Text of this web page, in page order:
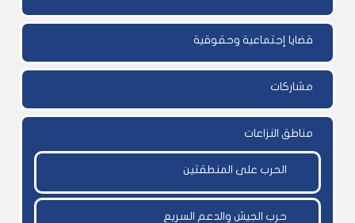
قضايا إجتماعية وحقوقية
مشاركات
مناطق النزاعات
الحرب على المنطقتين
حرب الجيش والدعم السريع